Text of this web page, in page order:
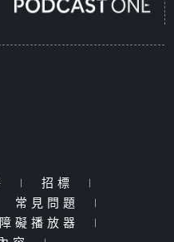
| 招標
|
常見問題
|
礙播放器
|